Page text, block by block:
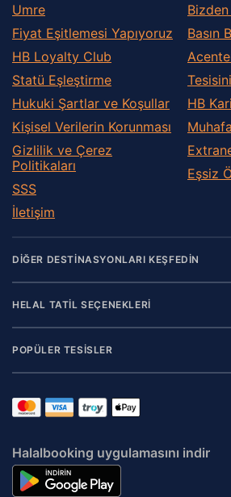
Umre
Fiyat Eşitlemesi Yapıyoruz
HB Loyalty Club
Statü Eşleştirme
Hukuki Şartlar ve Koşullar
Kişisel Verilerin Korunması
Gizlilik ve Çerez
Politikaları
SSS
İletişim
Basın
HB
Eşsiz
DİĞER DESTİNASYONLARI KEŞFEDİN
HELAL TATİL SEÇENEKLERİ
POPÜLER TESİSLER
Halalbooking uygulamasını indir